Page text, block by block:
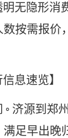
无隐形消
按需报价
息速览】
◦ 济源到郑
足早出晚